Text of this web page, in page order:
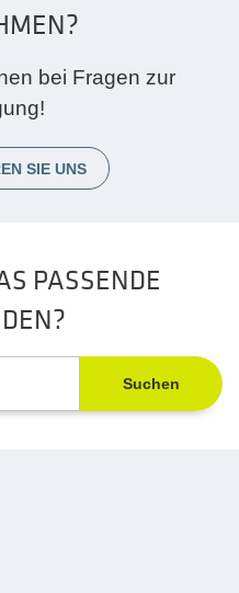
bei Fragen zur
SIE UNS
PASSENDE
Suchen